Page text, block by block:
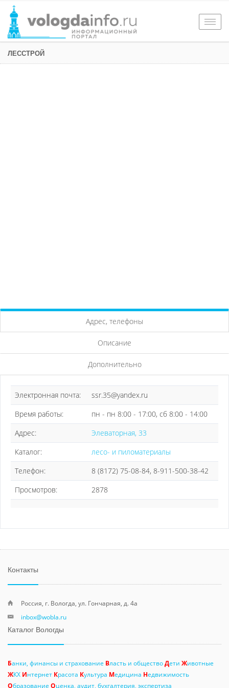
ЛЕССТРОЙ
Адрес, телефоны
Описание
Дополнительно
Электронная почта:
ssr.35@yandex.ru
Время работы:
пн - пн 8:00 - 17:00, сб 8:00 - 14:00
Адрес:
Элеваторная, 33
Каталог:
лесо- и пиломатериалы
Телефон:
8 (8172) 75-08-84, 8-911-500-38-42
Просмотров:
2878
Контакты
Россия, г. Вологда, ул. Гончарная, д. 4а
inbox@wobla.ru
Каталог Вологды
Банки, финансы и страхование Власть и обществоДети Животные
ЖКХ Интернет Красота Культура Медицина Недвижимость
Образование Оценка, аудит, бухгалтерия, экспертиза